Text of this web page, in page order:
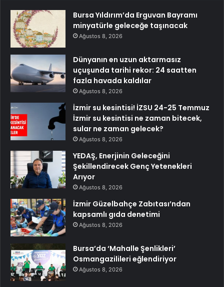
Bursa Yıldırım’da Erguvan Bayramı
minyatürle geleceğe taşınacak
Ağustos 8, 2026
Dünyanın en uzun aktarmasız
uçuşunda tarihi rekor: 24 saatten
fazla havada kaldılar
Ağustos 8, 2026
İzmir su kesintisi! İZSU 24-25 Temmuz
İzmir su kesintisi ne zaman bitecek,
sular ne zaman gelecek?
Ağustos 8, 2026
YEDAŞ, Enerjinin Geleceğini
Şekillendirecek Genç Yetenekleri
Arıyor
Ağustos 8, 2026
İzmir Güzelbahçe Zabıtası’ndan
kapsamlı gıda denetimi
Ağustos 8, 2026
Bursa’da ‘Mahalle Şenlikleri’
Osmangazilileri eğlendiriyor
Ağustos 8, 2026